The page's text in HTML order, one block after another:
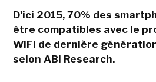
D'ici 2015, 70% des
être compatibles avec le
WiFi de dernière
selon ABI Research.